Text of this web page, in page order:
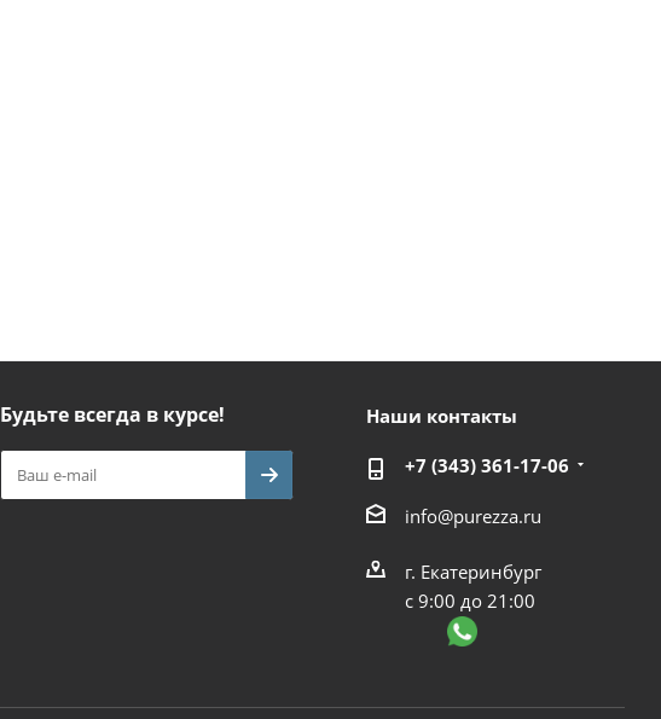
Будьте всегда в курсе! Наши контакты
+7 (343) 361-17-06
info@purezza.ru
г. Екатеринбург
с 9:00 до 21:00